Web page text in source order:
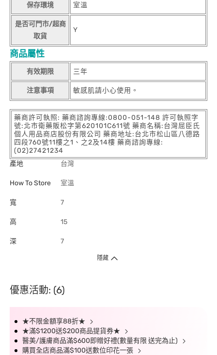
保存環境 室溫
是否可門市/超商
取貨
Y
商品屬性
有效期限 三年
注意事項 敏感肌請小心使用。
藥商許可執照: 藥商諮詢專線:0800-051-148 許可執照字
號:北市衛藥販松字第620101C611號 藥商名稱:台灣屈臣氏
個人用品商店股份有限公司 藥商地址:台北市松山區八德路
四段760號11樓之1、之2及14樓 藥商諮詢專線:
(02)27421234
產地
台灣
How To Store 室溫
寬 7
高 15
深 7
隱藏
優惠活動: (6)
★不限金額享88折★
★滿$1200送$200商品提貨券★
醫美/護膚商品滿$600即贈好禮(數量有限 送完為止)
購買全店商品滿$100送數位印花一張